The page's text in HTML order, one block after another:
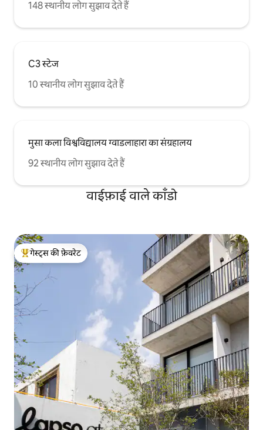
148 स्थानीय लोग सुझाव देते हैं
C3 स्टेज
10 स्थानीय लोग सुझाव देते हैं
मुसा कला विश्वविद्यालय ग्वाडलाहारा का संग्रहालय
92 स्थानीय लोग सुझाव देते हैं
वाईफ़ाई वाले काँडो
गेस्ट्स का टॉप फ़ेवरेट
गेस्ट्स की फ़ेवरेट